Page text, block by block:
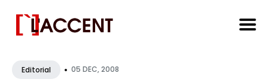
forEditorial • 05 DEC, 2008